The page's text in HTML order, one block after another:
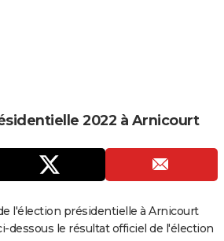
2022 à Arnicourt
l'élection présidentielle à Arnicourt
dessous le résultat officiel de l'élection